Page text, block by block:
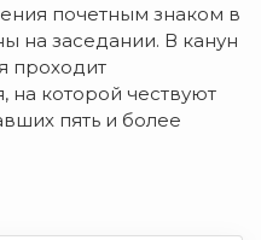
почетным знаком в
на заседании. В канун
проходит
на которой чествуют
пять и более